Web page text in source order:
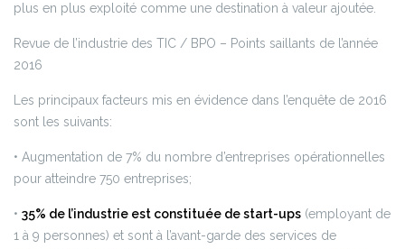
plus en plus exploité comme une destination à valeur ajoutée.
Revue de l’industrie des TIC / BPO – Points saillants de l’année
2016
Les principaux facteurs mis en évidence dans l’enquête de 2016
sont les suivants:
• Augmentation de 7% du nombre d’entreprises opérationnelles
pour atteindre 750 entreprises;
• 35% de l’industrie est constituée de start-ups (employant de
1 à 9 personnes) et sont à l’avant-garde des services de